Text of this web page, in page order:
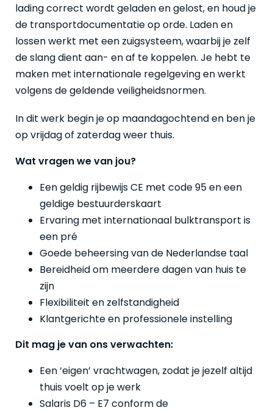
lading correct wordt geladen en gelost, en houd je
de transportdocumentatie op orde. Laden en
lossen werkt met een zuigsysteem, waarbij je zelf
de slang dient aan- en af te koppelen. Je hebt te
maken met internationale regelgeving en werkt
volgens de geldende veiligheidsnormen.
In dit werk begin je op maandagochtend en ben je
op vrijdag of zaterdag weer thuis.
Wat vragen we van jou?
Een geldig rijbewijs CE met code 95 en een
geldige bestuurderskaart
Ervaring met internationaal bulktransport is
een pré
Goede beheersing van de Nederlandse taal
Bereidheid om meerdere dagen van huis te
zijn
Flexibiliteit en zelfstandigheid
Klantgerichte en professionele instelling
Dit mag je van ons verwachten:
Een ‘eigen’ vrachtwagen, zodat je jezelf altijd
thuis voelt op je werk
Salaris D6 – E7 conform de